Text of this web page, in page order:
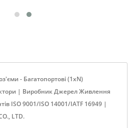
- Багатопортові (1xN)
| Виробник Джерел Живлення
ISO 9001/ISO 14001/IATF 16949 |
LTD.